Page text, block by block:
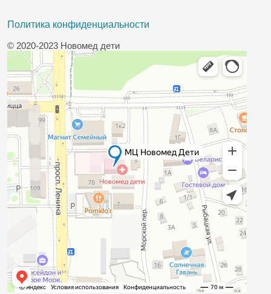
Политика конфиденциальности
© 2020-2023 Новомед дети